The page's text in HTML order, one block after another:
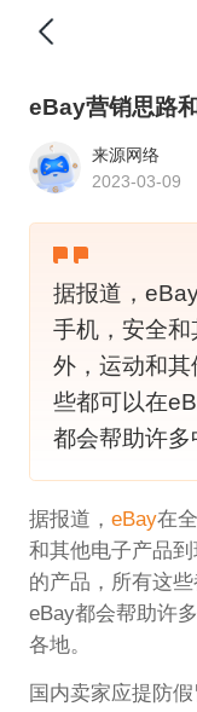
eBay营销思路
来源网络
2023-03-09
据报道，
手机，安全
外，运动和
些都可以在
都会帮助许
据报道， eBay在
和其他电子产品
的产品，所有这
eBay都会帮助许
各地。
国内卖家应提防